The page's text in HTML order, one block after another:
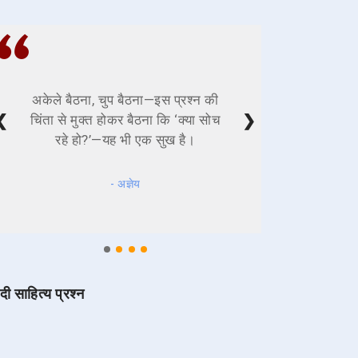
अकेले बैठना, चुप बैठना—इस प्रश्न की
चिंता से मुक्त होकर बैठना कि ‘क्या सोच
रहे हो?’—यह भी एक सुख है।
- अज्ञेय
❯
साहित्य प्रश्न